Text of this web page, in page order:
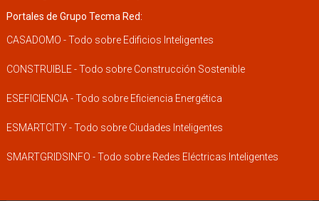
Portales de Grupo Tecma Red:
CASADOMO - Todo sobre Edificios Inteligentes
CONSTRUIBLE - Todo sobre Construcción Sostenible
ESEFICIENCIA - Todo sobre Eficiencia Energética
ESMARTCITY - Todo sobre Ciudades Inteligentes
SMARTGRIDSINFO - Todo sobre Redes Eléctricas Inteligentes